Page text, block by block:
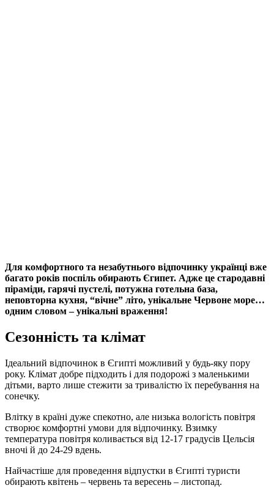
Для комфортного та незабутнього відпочинку українці вже
багато років поспіль обирають Єгипет. Адже це стародавні
піраміди, гарячі пустелі, потужна готельна база,
неповторна кухня, “вічне” літо, унікальне Червоне море…
одним словом – унікальні враження!
Сезонність та клімат
Ідеальний відпочинок в Єгипті можливий у будь-яку пору
року. Клімат добре підходить і для подорожі з маленькими
дітьми, варто лише стежити за тривалістю їх перебування на
сонечку.
Влітку в країні дуже спекотно, але низька вологість повітря
створює комфортні умови для відпочинку. Взимку
температура повітря коливається від 12-17 градусів Цельсія
вночі й до 24-29 вдень.
Найчастіше для проведення відпустки в Єгипті туристи
обирають квітень – червень та вересень – листопад.